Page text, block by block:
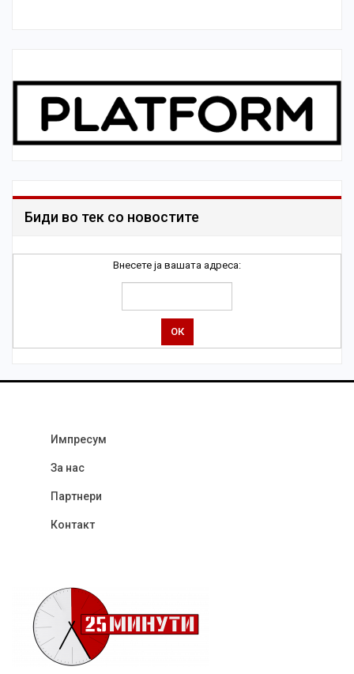
Биди во тек со новостите
Внесете ја вашата адреса:
Импресум
За нас
Партнери
Контакт